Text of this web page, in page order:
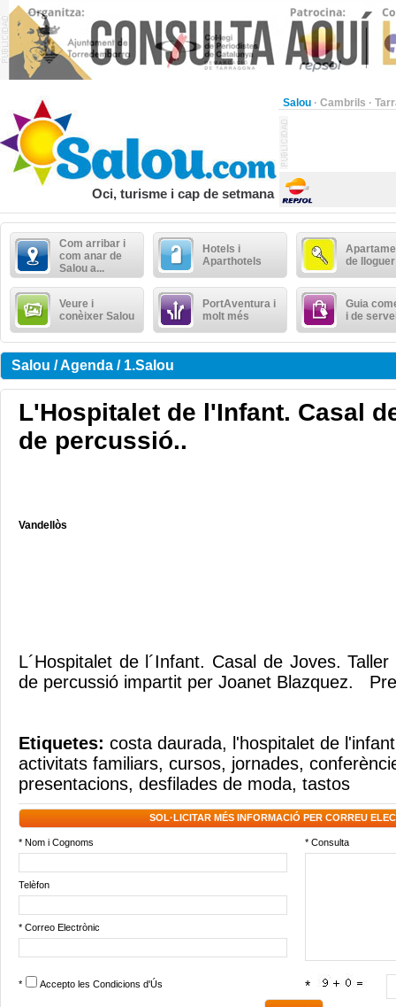
Salou · Cambrils ·
Oci, turisme i cap de setmana
Com arribar i
com anar de
Salou a...
Hotels i
Aparthotels
de lloguer
Veure i
conèixer Salou
PortAventura i
molt més
Guia
i de
Salou / Agenda / 1.Salou
L'Hospitalet de l'Infant. Casal
de percussió..
Vandellòs
L´Hospitalet de l´Infant. Casal de Joves.
de percussió impartit per Joanet Blazquez.
Etiquetes: costa daurada, l'hospitalet de l'infant
activitats familiars, cursos, jornades,
presentacions, desfilades de moda, tastos
SOL·LICITAR MÉS INFORMACIÓ PER CORREU
* Nom i Cognoms * Consulta
Telèfon
* Correo Electrònic
* Accepto les Condicions d'Ús *